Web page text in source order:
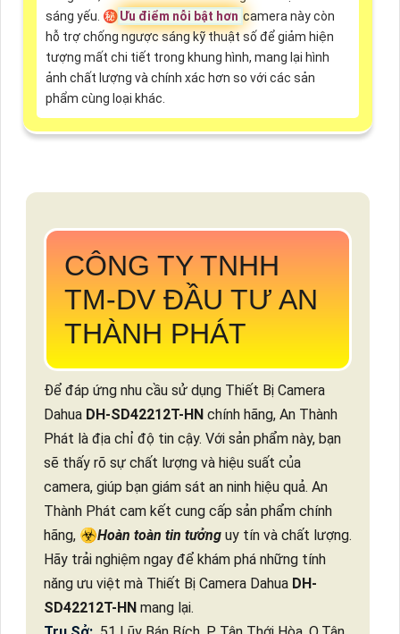
sáng yếu. ㊙️Ưu điểm nỗi bật hơn camera này còn
hỗ trợ chống ngược sáng kỹ thuật số để giảm hiện
tượng mất chi tiết trong khung hình, mang lại hình
ảnh chất lượng và chính xác hơn so với các sản
phẩm cùng loại khác.
CÔNG TY TNHH
TM-DV ĐẦU TƯ AN
THÀNH PHÁT
Để đáp ứng nhu cầu sử dụng Thiết Bị Camera
Dahua DH-SD42212T-HN chính hãng, An Thành
Phát là địa chỉ độ tin cậy. Với sản phẩm này, bạn
sẽ thấy rõ sự chất lượng và hiệu suất của
camera, giúp bạn giám sát an ninh hiệu quả. An
Thành Phát cam kết cung cấp sản phẩm chính
hãng, ☣️Hoàn toàn tin tưởng uy tín và chất lượng.
Hãy trải nghiệm ngay để khám phá những tính
năng ưu việt mà Thiết Bị Camera Dahua DH-
SD42212T-HN mang lại.